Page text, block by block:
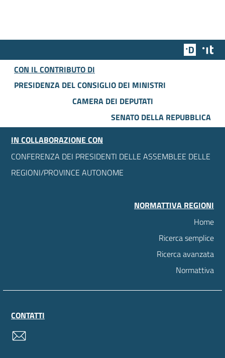
Team
CON IL CONTRIBUTO DI
PRESIDENZA DEL CONSIGLIO DEI MINISTRI
CAMERA DEI DEPUTATI
SENATO DELLA REPUBBLICA
IN COLLABORAZIONE CON
CONFERENZA DEI PRESIDENTI DELLE ASSEMBLEE DELLE
REGIONI/PROVINCE AUTONOME
NORMATTIVA REGIONI
Home
Ricerca semplice
Ricerca avanzata
Normattiva
CONTATTI